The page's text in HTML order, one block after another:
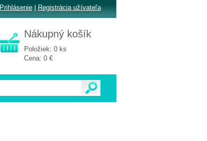
Nákupný košík
Položiek: 0 ks
Cena: 0 €
Prihlásenie| Registrácia užívateľa